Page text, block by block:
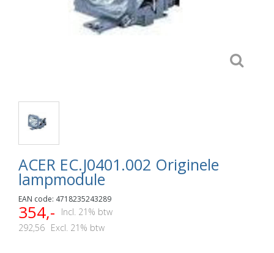
ACER EC.J0401.002 Originele
lampmodule
EAN code: 4718235243289
354,-
Incl. 21% btw
292,56 Excl. 21% btw